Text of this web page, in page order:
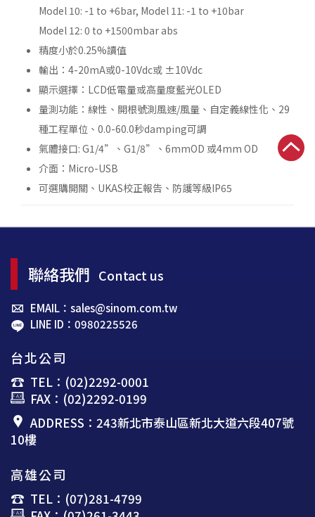
Model 10: -1 to +6bar, Model 11: -1 to +10bar
Model 12: 0 to +1500mbar abs
精度小於0.25%讀值
輸出：4-20mA或0-10Vdc或 ±10Vdc
顯示選擇：LCD低電量或高量度藍光OLED
量測功能：線性、開根號測風速/風量、自定義線性化、29
種工程單位、0.0-60.0秒damping可調
氣體接口: G1/4”、G1/8”、6mmOD 或4mm OD
介面：Micro-USB
可選購開關、UKAS校正報告、防護等級IP65
聯絡我們 Contact us
EMAIL：sales@sinom.com.tw
LINE ID：0980225526
台北公司
TEL：(02)2292-0001
FAX：(02)2292-0199
ADDRESS：243新北市泰山區新北大道六段407號
10樓
高雄公司
TEL：(07)281-4799